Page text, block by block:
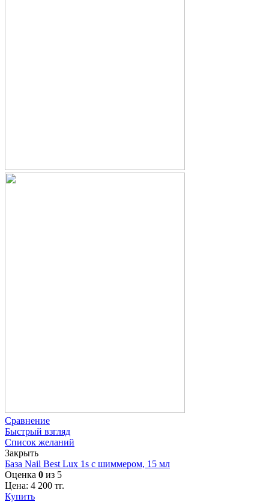
Сравнение
Быстрый взгляд
Список желаний
Закрыть
База Nail Best Lux 1s с шиммером, 15 мл
Оценка 0 из 5
Цена: 4 200 тг.
Купить